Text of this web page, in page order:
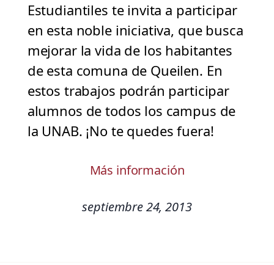
Estudiantiles te invita a participar
en esta noble iniciativa, que busca
mejorar la vida de los habitantes
de esta comuna de Queilen. En
estos trabajos podrán participar
alumnos de todos los campus de
la UNAB. ¡No te quedes fuera!
Más información
septiembre 24, 2013